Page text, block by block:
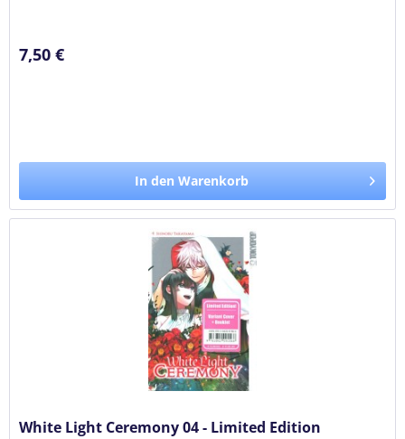
7,50 €
In den Warenkorb
White Light Ceremony 04 - Limited Edition